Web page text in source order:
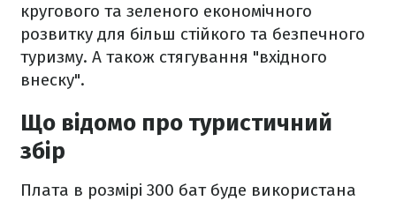
кругового та зеленого економічного
розвитку для більш стійкого та безпечного
туризму. А також стягування "вхідного
внеску".
Що відомо про туристичний
збір
Плата в розмірі 300 бат буде використана